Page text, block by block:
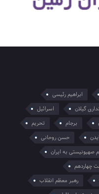
ابراهیم رئیسی
گیلان
اسرائیل
برجام
تحریم
حسن روحانی
صهیونیستی به ایران
چهاردهم
رهبر معظم انقلاب